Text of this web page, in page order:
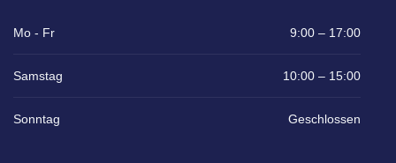
Mo - Fr 9:00 – 17:00
Samstag 10:00 – 15:00
Sonntag Geschlossen